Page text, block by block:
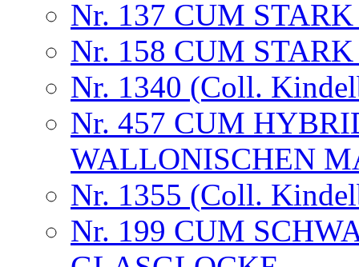
Nr. 137 CUM
Nr. 158 CUM
Nr. 1340 (Coll.
Nr. 457 CUM
WALLONISCHEN
Nr. 1355 (Coll.
Nr. 199 CUM